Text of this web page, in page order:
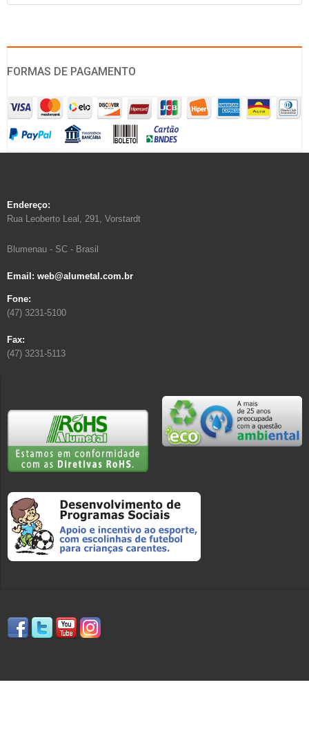
FORMAS DE PAGAMENTO
Endereço:
Rua Leoberto Leal, 291, Vorstardt
Blumenau - SC - Brasil
Email: web@alumetal.com.br
Fone:
(47) 3231-5100
Fax:
(47) 3231-5113